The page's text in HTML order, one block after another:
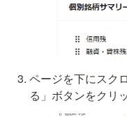
ページを下にスク
る」ボタンをクリ